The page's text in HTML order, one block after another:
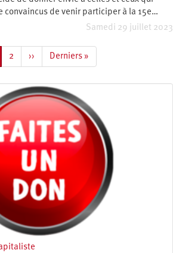
convaincus de venir participer à la 15e…
Samedi 29 juillet 2023
Page
2
Page
suivante
››
Dernière
page
Derniers »